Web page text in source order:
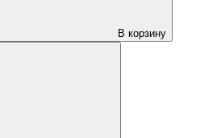
В корзину